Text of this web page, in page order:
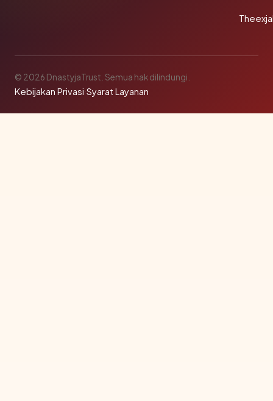
© 2026 DnastyjaTrust. Semua hak dilindungi.
Kebijakan Privasi·Syarat Layanan